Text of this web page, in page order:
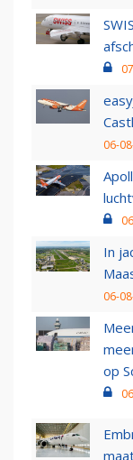
06-
In
06-
op